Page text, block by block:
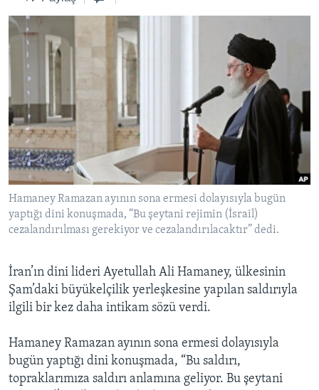
BİLİM VE TEKNOLOJİ
EKONOMİ
ÇEVRE
SANAT
MULTİMEDYA
VİDEO GALERİ
FOTO GALERİ
LEARNING ENGLISH
BIZI TAKIP EDIN
Diller
Hamaney Ramazan ayının sona ermesi dolayısıyla bugün
yaptığı dini konuşmada, “Bu şeytani rejimin (İsrail)
cezalandırılması gerekiyor ve cezalandırılacaktır” dedi.
İran’ın dini lideri Ayetullah Ali Hamaney, ülkesinin
Şam’daki büyükelçilik yerleşkesine yapılan saldırıyla
ilgili bir kez daha intikam sözü verdi.
Hamaney Ramazan ayının sona ermesi dolayısıyla
bugün yaptığı dini konuşmada, “Bu saldırı,
topraklarımıza saldırı anlamına geliyor. Bu şeytani